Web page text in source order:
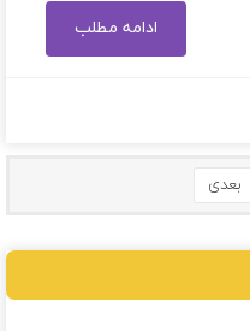
ادامه مطلب
بعدی